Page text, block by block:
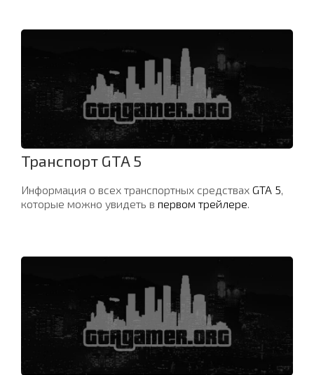
Транспорт GTA 5
Информация о всех транспортных средствах GTA 5,
которые можно увидеть в первом трейлере.